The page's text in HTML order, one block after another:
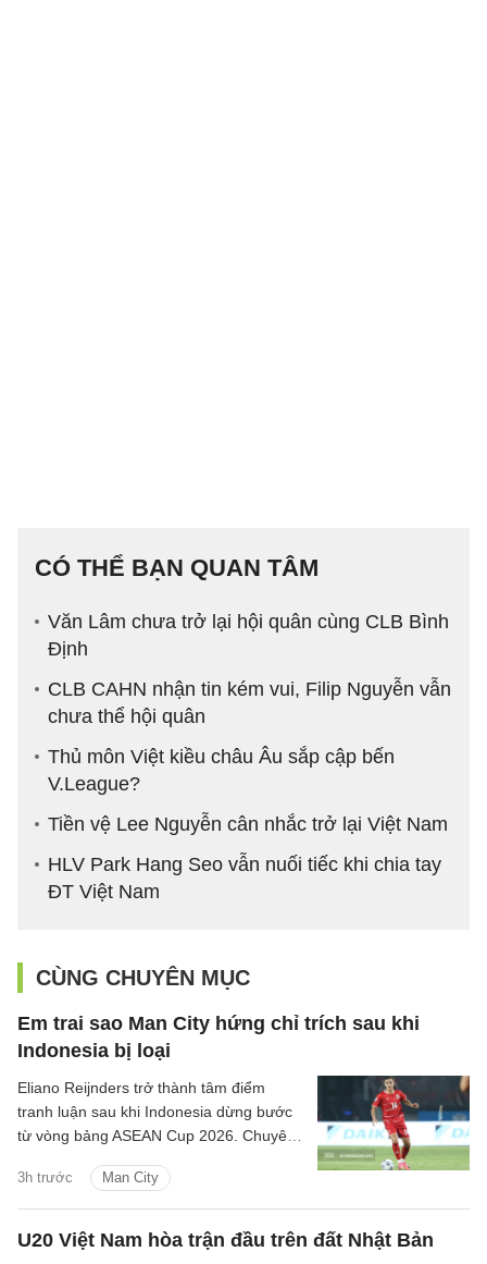
CÓ THỂ BẠN QUAN TÂM
Văn Lâm chưa trở lại hội quân cùng CLB Bình
Định
CLB CAHN nhận tin kém vui, Filip Nguyễn vẫn
chưa thể hội quân
Thủ môn Việt kiều châu Âu sắp cập bến
V.League?
Tiền vệ Lee Nguyễn cân nhắc trở lại Việt Nam
HLV Park Hang Seo vẫn nuối tiếc khi chia tay
ĐT Việt Nam
CÙNG CHUYÊN MỤC
Em trai sao Man City hứng chỉ trích sau khi
Indonesia bị loại
3h trước Man City
Eliano Reijnders trở thành tâm điểm
tranh luận sau khi Indonesia dừng bước
từ vòng bảng ASEAN Cup 2026. Chuyên
với tên Bung Towel, công khai đánh giá
gay gắt màn trình diễn của cầu thủ này.
U20 Việt Nam hòa trận đầu trên đất Nhật Bản